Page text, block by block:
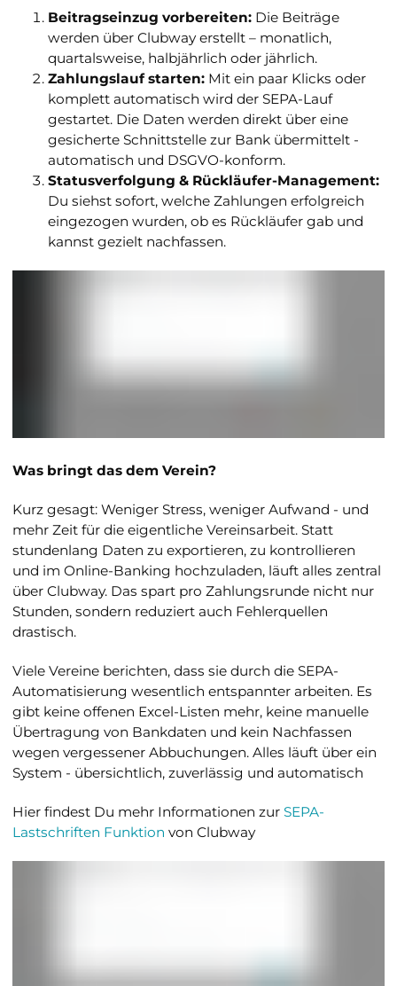
Beitragseinzug vorbereiten: Die Beiträge
werden über Clubway erstellt – monatlich,
quartalsweise, halbjährlich oder jährlich.
Zahlungslauf starten: Mit ein paar Klicks oder
komplett automatisch wird der SEPA-Lauf
gestartet. Die Daten werden direkt über eine
gesicherte Schnittstelle zur Bank übermittelt -
automatisch und DSGVO-konform.
Statusverfolgung & Rückläufer-Management:
Du siehst sofort, welche Zahlungen erfolgreich
eingezogen wurden, ob es Rückläufer gab und
kannst gezielt nachfassen.
Was bringt das dem Verein?
Kurz gesagt: Weniger Stress, weniger Aufwand - und
mehr Zeit für die eigentliche Vereinsarbeit. Statt
stundenlang Daten zu exportieren, zu kontrollieren
und im Online-Banking hochzuladen, läuft alles zentral
über Clubway. Das spart pro Zahlungsrunde nicht nur
Stunden, sondern reduziert auch Fehlerquellen
drastisch.
Viele Vereine berichten, dass sie durch die SEPA-
Automatisierung wesentlich entspannter arbeiten. Es
gibt keine offenen Excel-Listen mehr, keine manuelle
Übertragung von Bankdaten und kein Nachfassen
wegen vergessener Abbuchungen. Alles läuft über ein
System - übersichtlich, zuverlässig und automatisch
Hier findest Du mehr Informationen zur SEPA-
Lastschriften Funktion von Clubway